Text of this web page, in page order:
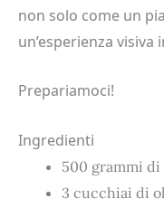
non solo come un
un’esperienza visiva
Prepariamoci!
Ingredienti
500 grammi
3 cucchiai di